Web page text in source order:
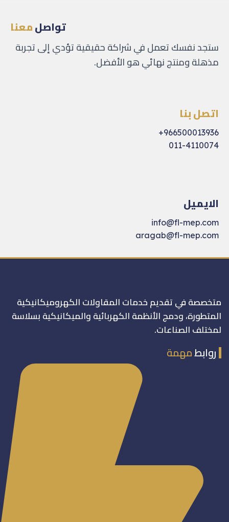
تواصلمعنا
ستجد نفسك تعمل في شراكة حقيقية تؤدي إلى تجربة
مذهلة ومنتج نهائي هو الأفضل.
اتصل بنا
966500013936+
011-4110074
الايميل
info@fl-mep.com
aragab@fl-mep.com
متخصصة في تقديم خدمات المقاولات الكهروميكانيكية
المتطورة، ودمج الأنظمة الكهربائية والميكانيكية بسلاسة
لمختلف الصناعات.
روابطمهمة